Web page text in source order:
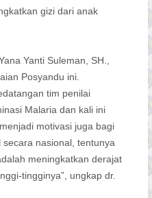
gizi dari anak
Yanti Suleman, SH.,
Posyandu ini.
tim penilai
Malaria dan kali ini
motivasi juga bagi
nasional, tentunya
meningkatkan derajat
tingginya”, ungkap dr.